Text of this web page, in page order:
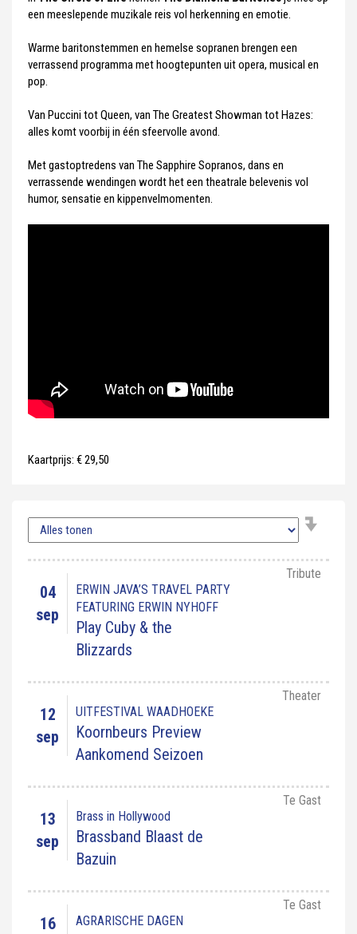
een meeslepende muzikale reis vol herkenning en emotie.
Warme baritonstemmen en hemelse sopranen brengen een
verrassend programma met hoogtepunten uit opera, musical en
pop.
Van Puccini tot Queen, van The Greatest Showman tot Hazes:
alles komt voorbij in één sfeervolle avond.
Met gastoptredens van The Sapphire Sopranos, dans en
verrassende wendingen wordt het een theatrale belevenis vol
humor, sensatie en kippenvelmomenten.
Kaartprijs: € 29,50
04
sep
ERWIN JAVA’S TRAVEL PARTY
FEATURING ERWIN NYHOFF
Play Cuby & the
Blizzards
Tribute
12
sep
UITFESTIVAL WAADHOEKE
Koornbeurs Preview
Aankomend Seizoen
Theater
13
sep
Brass in Hollywood
Brassband Blaast de
Bazuin
Te Gast
16
AGRARISCHE DAGEN
Te Gast